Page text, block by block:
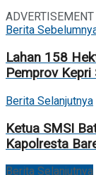
ADVERTISEMENT
Berita
Lahan 158
Pemprov
Berita Selanjutnya
Ketua SMSI
Kapolresta
Berita Selanjutnya